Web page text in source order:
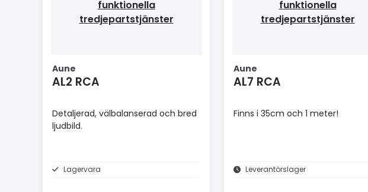
funktionella
tredjepartstjänster
Aune
AL2 RCA
Detaljerad, välbalanserad och bred
ljudbild.
Lagervara
funktionella
tredjepartstjänster
Aune
AL7 RCA
Finns i 35cm och 1 meter!
Leverantörslager